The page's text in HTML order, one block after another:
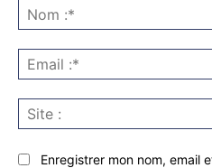
Enregistrer mon nom, email